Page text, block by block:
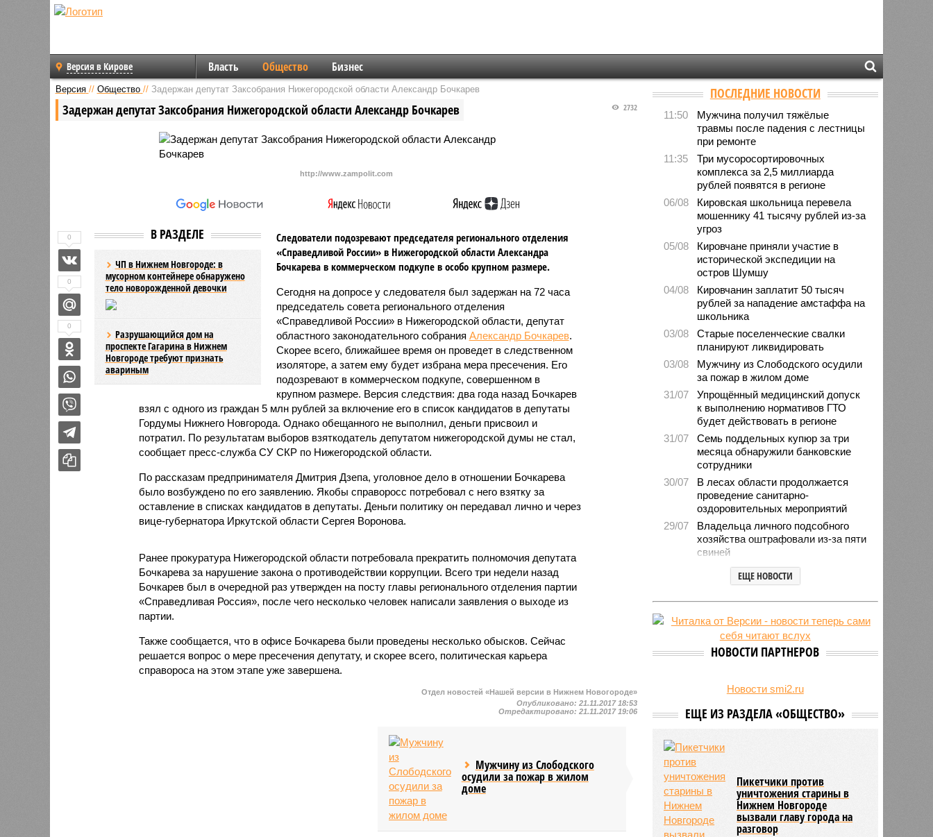
Версия в Кирове Власть Общество Бизнес
Версия // Общество // Задержан депутат Заксобрания Нижегородской области Александр Бочкарев
Задержан депутат Заксобрания Нижегородской области Александр Бочкарев 2732
http://www.zampolit.com
В РАЗДЕЛЕ
ЧП в Нижнем Новгороде: в
мусорном контейнере обнаружено
тело новорожденной девочки
Разрушающийся дом на
проспекте Гагарина в Нижнем
Новгороде требуют признать
авариным
Следователи подозревают председателя регионального отделения
«Справедливой России» в Нижегородской области Александра
Бочкарева в коммерческом подкупе в особо крупном размере.
Сегодня на допросе у следователя был задержан на 72 часа
председатель совета регионального отделения
«Справедливой России» в Нижегородской области, депутат
областного законодательного собрания Александр Бочкарев.
Скорее всего, ближайшее время он проведет в следственном
изоляторе, а затем ему будет избрана мера пресечения. Его
подозревают в коммерческом подкупе, совершенном в
крупном размере. Версия следствия: два года назад Бочкарев
взял с одного из граждан 5 млн рублей за включение его в список кандидатов в депутаты
Гордумы Нижнего Новгорода. Однако обещанного не выполнил, деньги присвоил и
потратил. По результатам выборов взяткодатель депутатом нижегородской думы не стал,
сообщает пресс-служба СУ СКР по Нижегородской области.
По рассказам предпринимателя Дмитрия Дзепа, уголовное дело в отношении Бочкарева
было возбуждено по его заявлению. Якобы справоросс потребовал с него взятку за
оставление в списках кандидатов в депутаты. Деньги политику он передавал лично и через
вице-губернатора Иркутской области Сергея Воронова.
Ранее прокуратура Нижегородской области потребовала прекратить полномочия депутата
Бочкарева за нарушение закона о противодействии коррупции. Всего три недели назад
Бочкарев был в очередной раз утвержден на посту главы регионального отделения партии
«Справедливая Россия», после чего несколько человек написали заявления о выходе из
партии.
Также сообщается, что в офисе Бочкарева были проведены несколько обысков. Сейчас
решается вопрос о мере пресечения депутату, и скорее всего, политическая карьера
справороса на этом этапе уже завершена.
0
0
0
Отдел новостей «Нашей версии в Нижнем Новогороде»
Опубликовано:21.11.2017 18:53
Отредактировано:21.11.2017 19:06
Мужчину из Слободского
осудили за пожар в жилом
доме
ПОСЛЕДНИЕ НОВОСТИ
11:50
Мужчина получил тяжёлые
травмы после падения с лестницы
при ремонте
11:35
Три мусоросортировочных
комплекса за 2,5 миллиарда
рублей появятся в регионе
06/08
Кировская школьница перевела
мошеннику 41 тысячу рублей из-за
угроз
05/08
Кировчане приняли участие в
исторической экспедиции на
остров Шумшу
04/08
Кировчанин заплатит 50 тысяч
рублей за нападение амстаффа на
школьника
03/08
Старые поселенческие свалки
планируют ликвидировать
03/08
Мужчину из Слободского осудили
за пожар в жилом доме
31/07
Упрощённый медицинский допуск
к выполнению нормативов ГТО
будет действовать в регионе
31/07
Семь поддельных купюр за три
месяца обнаружили банковские
сотрудники
30/07
В лесах области продолжается
проведение санитарно-
оздоровительных мероприятий
29/07
Владельца личного подсобного
хозяйства оштрафовали из-за пяти
свиней
Шестерых кировчан хотят
поощрить за спасение ребёнка
27/07
Питание детей в лагерях
Пенсионеру должны выплатить
300 тысяч рублей после падения в
гололёд
предоставления госимущества в
ЕЩЕ НОВОСТИ
НОВОСТИ ПАРТНЕРОВ
Новости smi2.ru
ЕЩЕ ИЗ РАЗДЕЛА «ОБЩЕСТВО»
Пикетчики против
уничтожения старины в
Нижнем Новгороде
вызвали главу города на
разговор